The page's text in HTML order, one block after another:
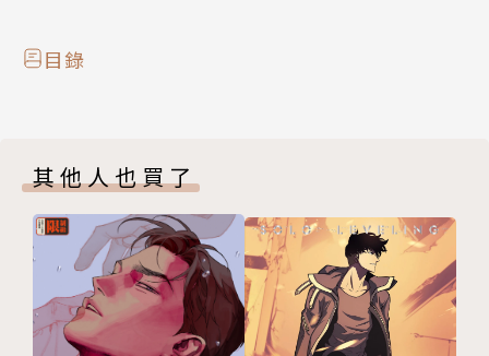
目錄
其他人也買了